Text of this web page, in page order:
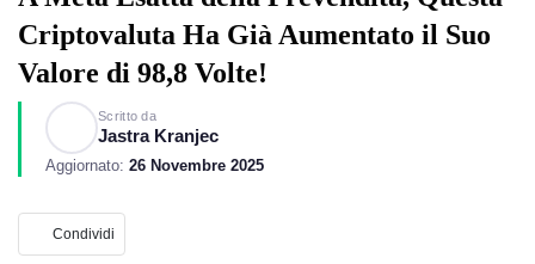
Criptovaluta Ha Già Aumentato il Suo
Valore di 98,8 Volte!
Scritto da
Jastra Kranjec
Aggiornato: 26 Novembre 2025
Condividi